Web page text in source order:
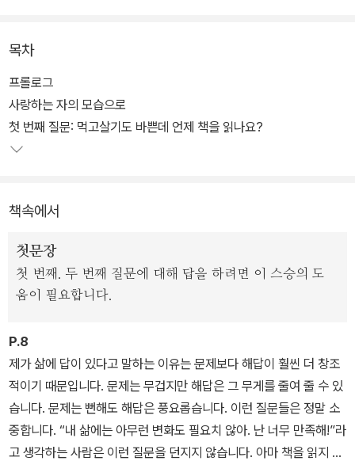
"책은 읽어서 어디에 써먹는가?" 독서는 눈앞의 값싼 성공을 위해, 리
더가 되기 위해 하는 것이 아니다. 독서는 내가 다른 존재로 옮겨 가는
'자기 계발'을 위한 것일 때, 삶을 바꾸기 위한 것일 때 진정한 의미가
있다. 오로지 나만을 위한 시간을 마련해 고독에 몰두하며 삶을 읽어
내고, 타인을 돌아보고, 나를 키워 나갈 때 독서는 진정한 힘을 발휘한
기 때문이다.
목차
프롤로그
사랑하는 자의 모습으로
첫 번째 질문: 먹고살기도 바쁜데 언제 책을 읽나요?
책속에서
첫문장
첫 번째. 두 번째 질문에 대해 답을 하려면 이 스승의 도
움이 필요합니다.
P.8
제가 삶에 답이 있다고 말하는 이유는 문제보다 해답이 훨씬 더 창조
적이기 때문입니다. 문제는 무겁지만 해답은 그 무게를 줄여 줄 수 있
습니다. 문제는 뻔해도 해답은 풍요롭습니다. 이런 질문들은 정말 소
중합니다. “내 삶에는 아무런 변화도 필요치 않아. 난 너무 만족해!”라
고 생각하는 사람은 이런 질문을 던지지 않습니다. 아마 책을 읽지 않